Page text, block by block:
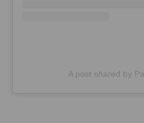
A post shared by